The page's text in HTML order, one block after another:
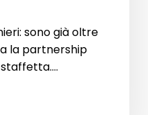
sono già oltre
la partnership